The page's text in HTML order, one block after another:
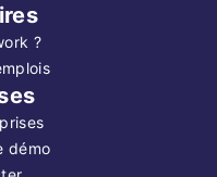
?
démo